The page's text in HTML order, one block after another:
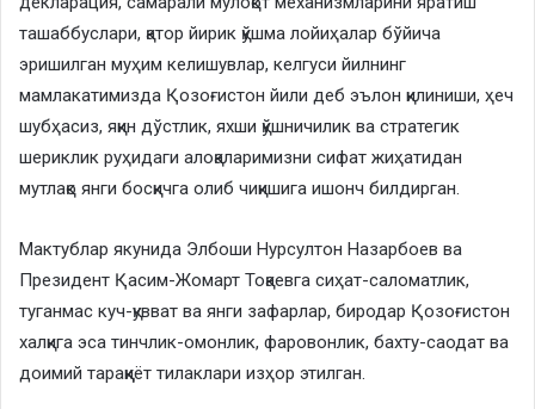
ташаббуслари, қатор йирик қўшма лойиҳалар бўйича
эришилган муҳим келишувлар, келгуси йилнинг
мамлакатимизда Қозоғистон йили деб эълон қилиниши, ҳеч
шубҳасиз, яқин дўстлик, яхши қўшничилик ва стратегик
шериклик руҳидаги алоқаларимизни сифат жиҳатидан
мутлақо янги босқичга олиб чиқишига ишонч билдирган.
Мактублар якунида Элбоши Нурсултон Назарбоев ва
Президент Қасим-Жомарт Тоқаевга сиҳат-саломатлик,
туганмас куч-қувват ва янги зафарлар, биродар Қозоғистон
халқига эса тинчлик-омонлик, фаровонлик, бахту-саодат ва
доимий тараққиёт тилаклари изҳор этилган.